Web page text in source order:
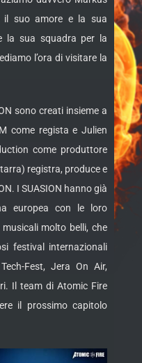
il suo amore e la sua
la sua squadra per la
l’ora di visitare la
sono creati insieme a
come regista e Julien
come produttore
registra, produce e
I SUASION hanno già
europea con le loro
molto belli, che
festival internazionali
Fest, Jera On Air,
Il team di Atomic Fire
il prossimo capitolo